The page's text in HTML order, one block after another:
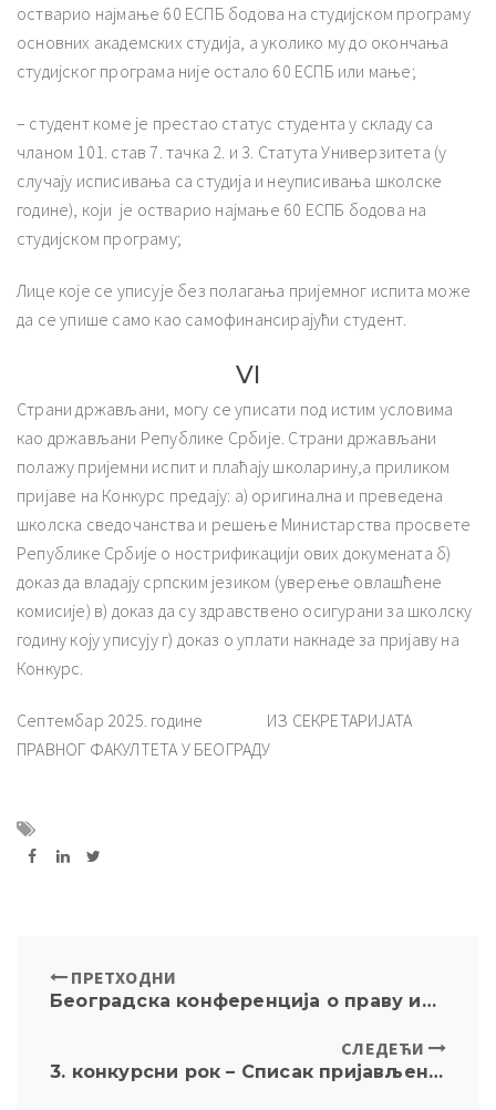
остварио најмање 60 ЕСПБ бодова на студијском програму
основних академских студија, а уколико му до окончања
студијског програма није остало 60 ЕСПБ или мање;
– студент коме је престао статус студента у складу са
чланом 101. став 7. тачка 2. и 3. Статута Универзитета (у
случају исписивања са студија и неуписивања школске
године), који је остварио најмање 60 ЕСПБ бодова на
студијском програму;
Лице које се уписује без полагања пријемног испита може
да се упише само као самофинансирајући студент.
VI
Страни држављани, могу се уписати под истим условима
као држављани Републике Србије. Страни држављани
полажу пријемни испит и плаћају школарину,а приликом
пријаве на Конкурс предају: а) оригинална и преведена
школска сведочанства и решење Министарства просвете
Републике Србије о нострификацији ових докумената б)
доказ да владају српским језиком (уверење овлашћене
комисије) в) доказ да су здравствено осигурани за школску
годину коју уписују г) доказ о уплати накнаде за пријаву на
Конкурс.
Септембар 2025. године ИЗ СЕКРЕТАРИЈАТА
ПРАВНОГ ФАКУЛТЕТА У БЕОГРАДУ
ПРЕТХОДНИ
Београдска конференција о праву интелектуалне својине – 16.10.2025.
СЛЕДЕЋИ
3. конкурсни рок – Списак пријављених кандидата са распоредом полагања (петак 3. октобар у 12ч)
Пословања” – Догађаји